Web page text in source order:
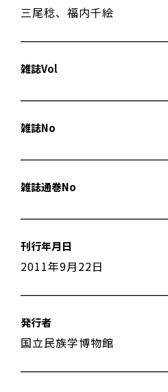
三尾稔、福内千絵
雑誌Vol
雑誌No
雑誌通巻No
刊行年月日
2011年9月22日
発行者
国立民族学博物館